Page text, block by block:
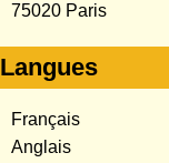
75020 Paris
Langues
Français
Anglais